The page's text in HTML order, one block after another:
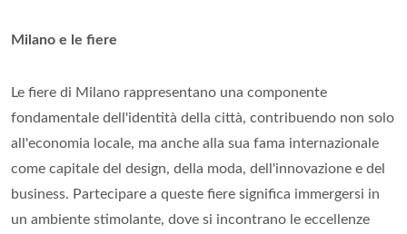
Milano e le fiere
Le fiere di Milano rappresentano una componente
fondamentale dell'identità della città, contribuendo non solo
all'economia locale, ma anche alla sua fama internazionale
come capitale del design, della moda, dell'innovazione e del
business. Partecipare a queste fiere significa immergersi in
un ambiente stimolante, dove si incontrano le eccellenze